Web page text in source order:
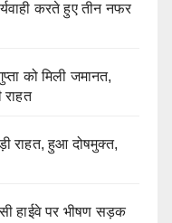
करते हुए तीन नफर
को मिली जमानत,
राहत
राहत, हुआ दोषमुक्त,
हाईवे पर भीषण सड़क